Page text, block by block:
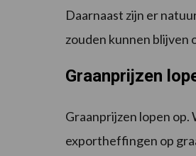
Daarnaast zijn er
zouden kunnen blijven
Graanprijzen
Graanprijzen lopen op.
exportheffingen op